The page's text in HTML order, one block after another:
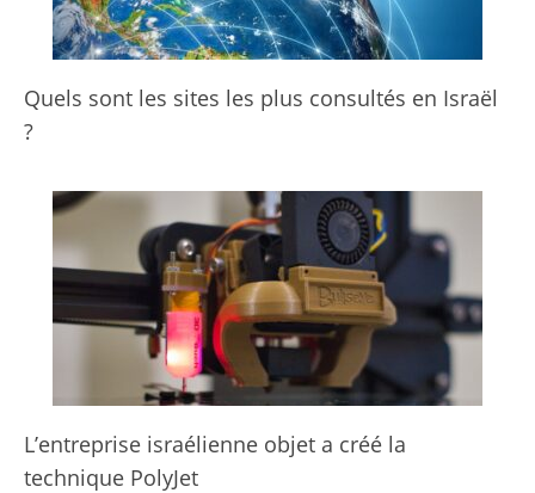
Quels sont les sites les plus consultés en Israël
?
L’entreprise israélienne objet a créé la
technique PolyJet